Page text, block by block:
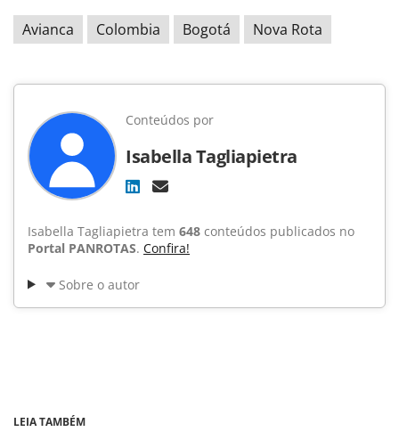
Avianca Colombia Bogotá Nova Rota
Conteúdos por
Isabella Tagliapietra
Isabella Tagliapietra tem 648 conteúdos publicados no
Portal PANROTAS. Confira!
Sobre o autor
LEIA TAMBÉM